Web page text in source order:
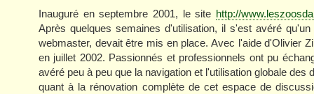
Inauguré en septembre 2001, le site http://
Après quelques semaines d'utilisation, il s'est avéré
webmaster, devait être mis en place. Avec l'aide d'Olivier
en juillet 2002. Passionnés et professionnels ont pu
avéré peu à peu que la navigation et l'utilisation globale
quant à la rénovation complète de cet espace de